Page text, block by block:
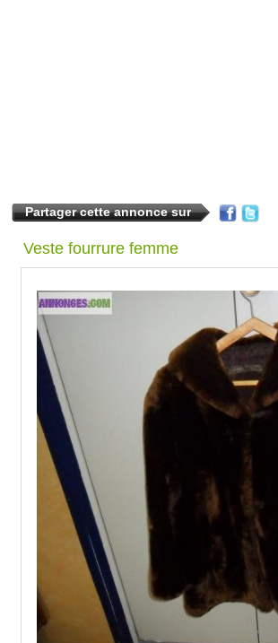
Partager cette annonce sur
Veste fourrure femme